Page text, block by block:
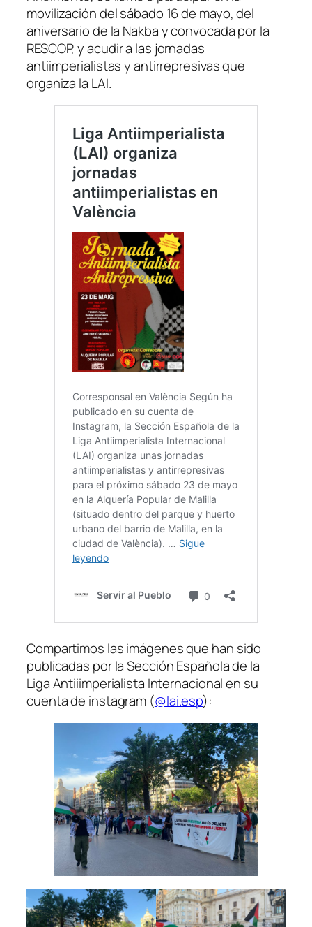
movilización del sábado 16 de mayo, del
aniversario de la Nakba y convocada por la
RESCOP, y acudir a las jornadas
antiimperialistas y antirrepresivas que
organiza la LAI.
Compartimos las imágenes que han sido
publicadas por la Sección Española de la
Liga Antiiimperialista Internacional en su
cuenta de instagram (@lai.esp):